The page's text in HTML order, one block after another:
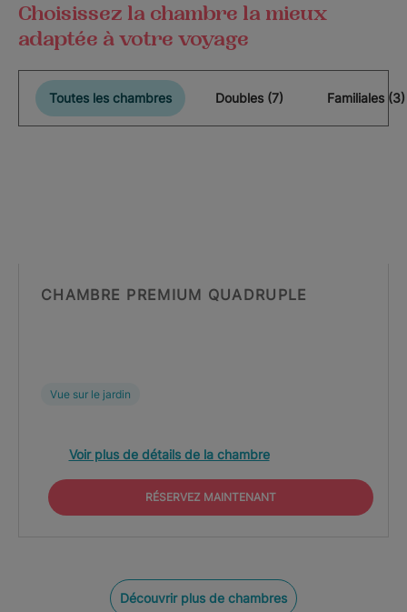
Choisissez la chambre la mieux
adaptée à votre voyage
Toutes les chambres Doubles (7) Familiales (3)
CHAMBRE PREMIUM QUADRUPLE
Vue sur le jardin
Voir plus de détails de la chambre
RÉSERVEZ MAINTENANT
Découvrir plus de chambres